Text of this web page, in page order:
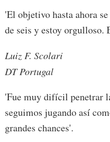
'El objetivo hasta ahora
de seis y estoy orgulloso.
Luiz F. Scolari
DT Portugal
'Fue muy difícil penetrar
seguimos jugando así
grandes chances'.